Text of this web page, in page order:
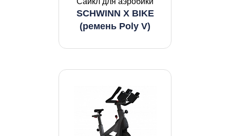
SCHWINN X BIKE
(ремень Poly V)